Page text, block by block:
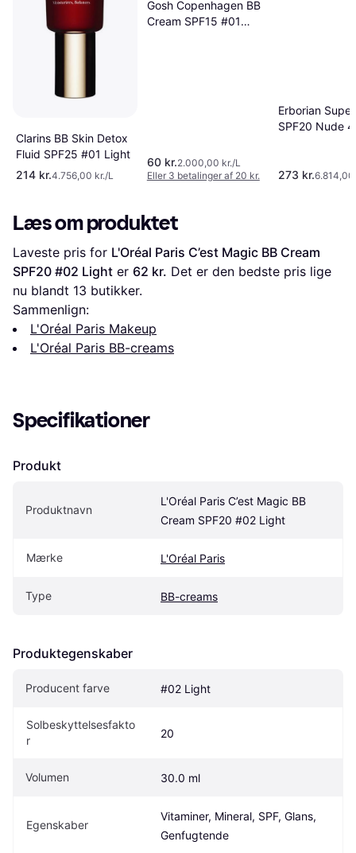
Clarins BB Skin Detox
Fluid SPF25 #01 Light
214 kr.4.756,00 kr./L
Gosh Copenhagen BB
Cream SPF15 #01
60 kr.2.000,00 kr./L
Eller 3 betalinger af 20 kr.
Erborian
SPF20 Nude
273 kr.6.814,00
Læs om produktet
Laveste pris for L'Oréal Paris C’est Magic BB Cream
SPF20 #02 Light er 62 kr. Det er den bedste pris lige
nu blandt 13 butikker.
Sammenlign:
L'Oréal Paris Makeup
L'Oréal Paris BB-creams
Specifikationer
Produkt
Produktnavn
L'Oréal Paris C’est Magic BB
Cream SPF20 #02 Light
Mærke L'Oréal Paris
Type BB-creams
Produktegenskaber
Producent farve #02 Light
Solbeskyttelsesfakto
r
20
Volumen 30.0 ml
Egenskaber
Vitaminer, Mineral, SPF, Glans,
Genfugtende